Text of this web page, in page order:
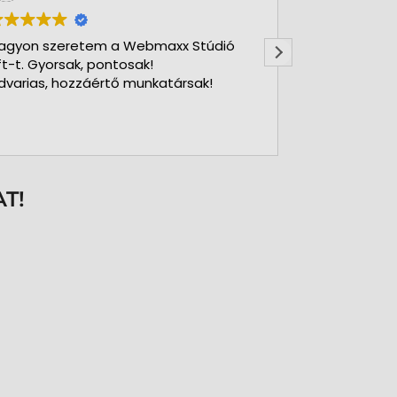
szeretem a Webmaxx Stúdió
t. Gyorsak, pontosak!
hozzáértő munkatársak!